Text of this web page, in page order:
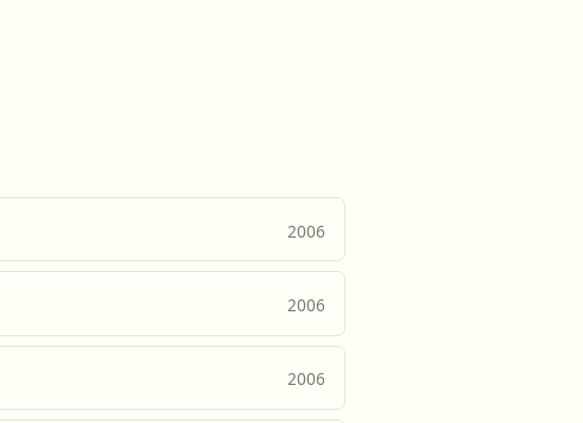
2006
2006
2006